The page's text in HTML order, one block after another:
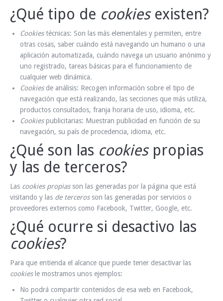
¿Qué tipo de cookiesexisten?
Cookiestécnicas: Son las más elementales y permiten, entre
otras cosas, saber cuándo está navegando un humano o una
aplicación automatizada, cuándo navega un usuario anónimo y
uno registrado, tareas básicas para el funcionamiento de
cualquier web dinámica.
Cookiesde análisis: Recogen información sobre el tipo de
navegación que está realizando, las secciones que más utiliza,
productos consultados, franja horaria de uso, idioma, etc.
Cookiespublicitarias: Muestran publicidad en función de su
navegación, su país de procedencia, idioma, etc.
¿Qué son las cookiespropias
y las de terceros?
Las cookies propiasson las generadas por la página que está
visitando y las de tercerosson las generadas por servicios o
proveedores externos como Facebook, Twitter, Google, etc.
¿Qué ocurre si desactivo las
cookies?
Para que entienda el alcance que puede tener desactivar las
cookiesle mostramos unos ejemplos:
No podrá compartir contenidos de esa web en Facebook,